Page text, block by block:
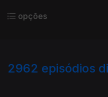
opções
2962 episódios